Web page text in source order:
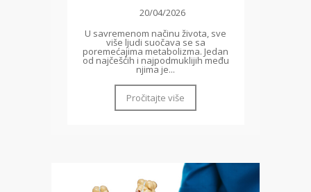
20/04/2026
U savremenom načinu života, sve
više ljudi suočava se sa
poremećajima metabolizma. Jedan
od najčešćih i najpodmuklijih među
njima je...
Pročitajte više